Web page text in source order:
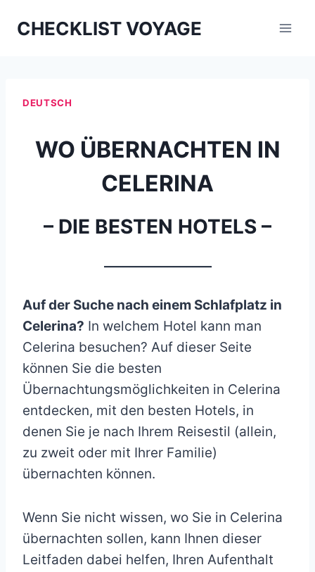
CHECKLIST VOYAGE
DEUTSCH
WO ÜBERNACHTEN IN
CELERINA
– DIE BESTEN HOTELS –
Auf der Suche nach einem Schlafplatz in
Celerina? In welchem Hotel kann man
Celerina besuchen? Auf dieser Seite
können Sie die besten
Übernachtungsmöglichkeiten in Celerina
entdecken, mit den besten Hotels, in
denen Sie je nach Ihrem Reisestil (allein,
zu zweit oder mit Ihrer Familie)
übernachten können.
Wenn Sie nicht wissen, wo Sie in Celerina
übernachten sollen, kann Ihnen dieser
Leitfaden dabei helfen, Ihren Aufenthalt